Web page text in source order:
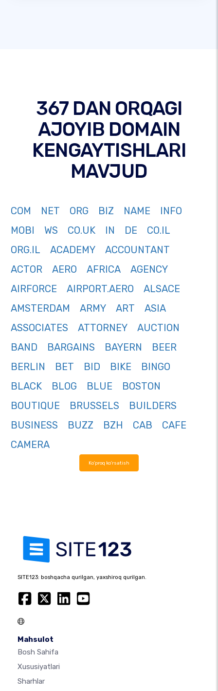
367 DAN ORQAGI
AJOYIB DOMAIN
KENGAYTISHLARI
MAVJUD
COM NET ORG BIZ NAME
INFO
MOBI
WS CO.UK IN DE
CO.IL
ORG.IL
ACADEMY
ACCOUNTANT
ACTOR
AERO AFRICA
AGENCY
AIRFORCE
AIRPORT.AERO
ALSACE
AMSTERDAM
ARMY ART
ASIA
ASSOCIATES
ATTORNEY
AUCTION
BAND
BARGAINS BAYERN
BEER
BERLIN
BET BID BIKE
BINGO
BLACK
BLOG BLUE
BOSTON
BOUTIQUE
BRUSSELS
BUILDERS
BUSINESS
BUZZ BZH CAB
CAFE
CAMERA
Ko'proq ko'rsatish
SITE123: boshqacha qurilgan, yaxshiroq qurilgan.
Mahsulot
Bosh Sahifa
Xususiyatlari
Sharhlar